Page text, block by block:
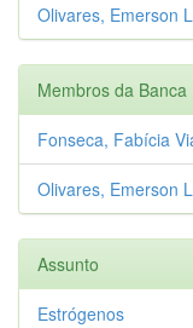
Olivares, Emerson
Membros da Banca
Fonseca, Fabícia
Olivares, Emerson
Assunto
Estrógenos